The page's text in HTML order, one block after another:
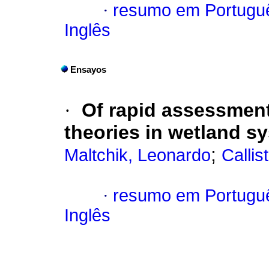
· resumo em
Inglês
Ensayos
·
Of rapid
theories in wetland
Maltchik, Leonardo;
· resumo em
Inglês